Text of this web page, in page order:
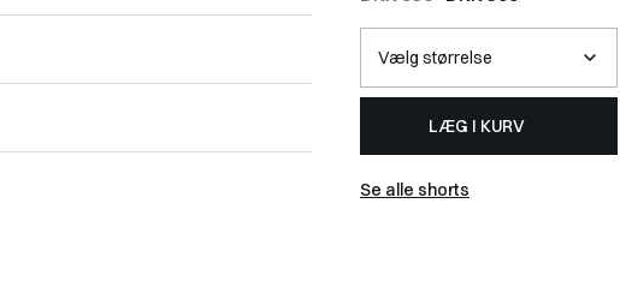
LÆG I KURV
Se alle shorts